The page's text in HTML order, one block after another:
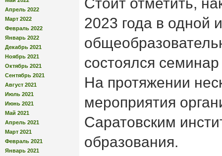
Апрель 2022
Март 2022
Февраль 2022
Январь 2022
Декабрь 2021
Ноябрь 2021
Октябрь 2021
Сентябрь 2021
Август 2021
Июль 2021
Июнь 2021
Май 2021
Апрель 2021
Март 2021
Февраль 2021
Январь 2021
2023 года в одной
состоялся
На протяжении
мероприятия
Саратовским
образования.